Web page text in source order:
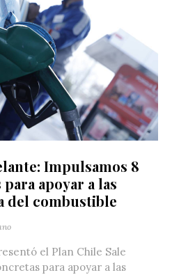
Impulsamos 8
apoyar a las
del combustible
el Plan Chile Sale
para apoyar a las